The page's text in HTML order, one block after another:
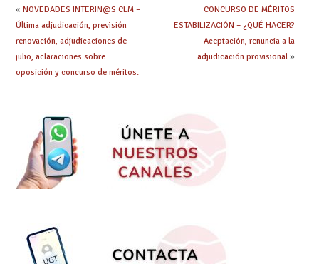
« NOVEDADES INTERIN@S CLM –
Última adjudicación, previsión
renovación, adjudicaciones de
julio, aclaraciones sobre
oposición y concurso de méritos.
CONCURSO DE MÉRITOS
ESTABILIZACIÓN – ¿QUÉ HACER?
– Aceptación, renuncia a la
adjudicación provisional»